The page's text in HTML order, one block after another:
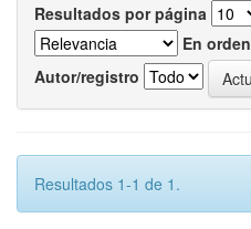
Resultados por página
En orden
Autor/registro
Resultados 1-1 de 1.